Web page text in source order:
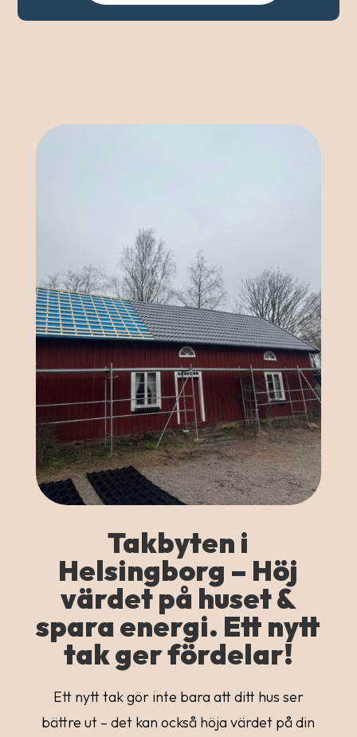
Takbyten i
Helsingborg – Höj
värdet på huset &
spara energi. Ett nytt
tak ger fördelar!
Ett nytt tak gör inte bara att ditt hus ser
bättre ut – det kan också höja värdet på din